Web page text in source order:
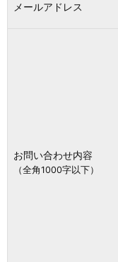
メールアドレス
お問い合わせ内容
（全角1000字以下）